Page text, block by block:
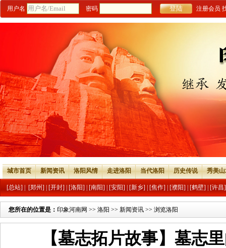
用户名 密码 注册会员
城市首页 新闻资讯 洛阳风情 走进洛阳 当代洛阳 历史传说 秀美
[总站] [郑州] [开封] [洛阳] [南阳] [安阳] [新乡] [焦作] [濮阳] [鹤壁] [许昌]
您所在的位置是： 印象河南网 >> 洛阳 >> 新闻资讯 >> 浏览洛阳
【墓志拓片故事】墓志